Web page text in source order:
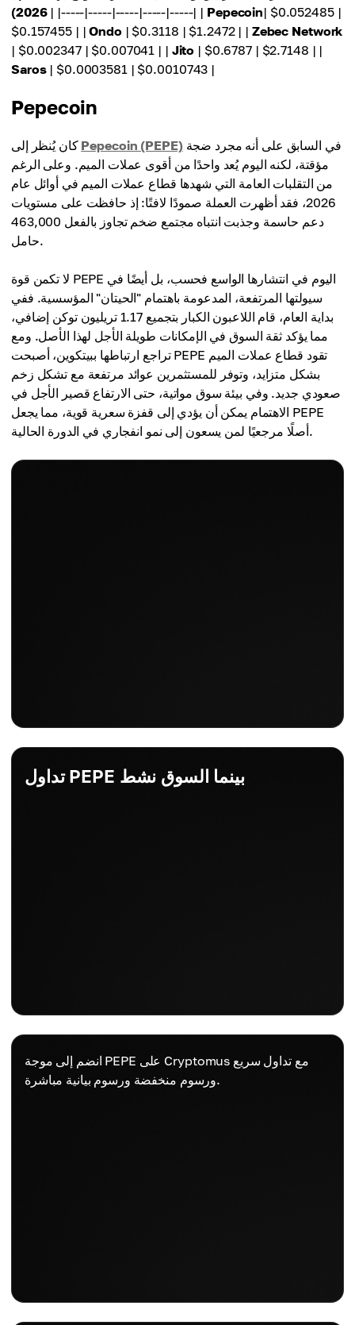
2026)| |-----|-----|-----|-----|-----| | Pepecoin| $0.052485 |
$0.157455 | |Ondo| $0.3118 | $1.2472 | | Zebec Network
| $0.002347 | $0.007041 | | Jito | $0.6787 | $2.7148 | |
Saros| $0.0003581 | $0.0010743 |
Pepecoin
كان يُنظر إلى Pepecoin (PEPE)
مؤقتة، لكنه اليوم يُعد واحدًا من أقوى عملات الميم. وعلى الرغم
من التقلبات العامة التي شهدها قطاع عملات الميم في أوائل عام
2026، فقد أظهرت العملة صمودًا لافتًا: إذ حافظت على مستويات
دعم حاسمة وجذبت انتباه مجتمع ضخم تجاوز بالفعل 463,000
حامل.
لا تكمن قوة PEPE اليوم في انتشارها الواسع فحسب، بل أيضًا في
سيولتها المرتفعة، المدعومة باهتمام "الحيتان" المؤسسية. ففي
بداية العام، قام اللاعبون الكبار بتجميع 1.17 تريليون توكن إضافي،
مما يؤكد ثقة السوق في الإمكانات طويلة الأجل لهذا الأصل. ومع
تراجع ارتباطها ببيتكوين، أصبحت PEPE تقود قطاع عملات الميم
بشكل متزايد، وتوفر للمستثمرين عوائد مرتفعة مع تشكل زخم
صعودي جديد. وفي بيئة سوق مواتية، حتى الارتفاع قصير الأجل في
الاهتمام يمكن أن يؤدي إلى قفزة سعرية قوية، مما يجعل PEPE
أصلًا مرجعيًا لمن يسعون إلى نمو انفجاري في الدورة الحالية.
تداول PEPE بينما السوق نشط
انضم إلى موجة PEPE على Cryptomus مع تداول سريع
ورسوم منخفضة ورسوم بيانية مباشرة.